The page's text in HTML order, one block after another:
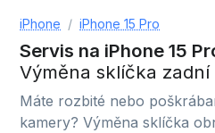
iPhone iPhone 15 Pro
Servis na iPhone 15
Výměna sklíčka
Máte rozbité nebo
kamery? Výměna sklíčka